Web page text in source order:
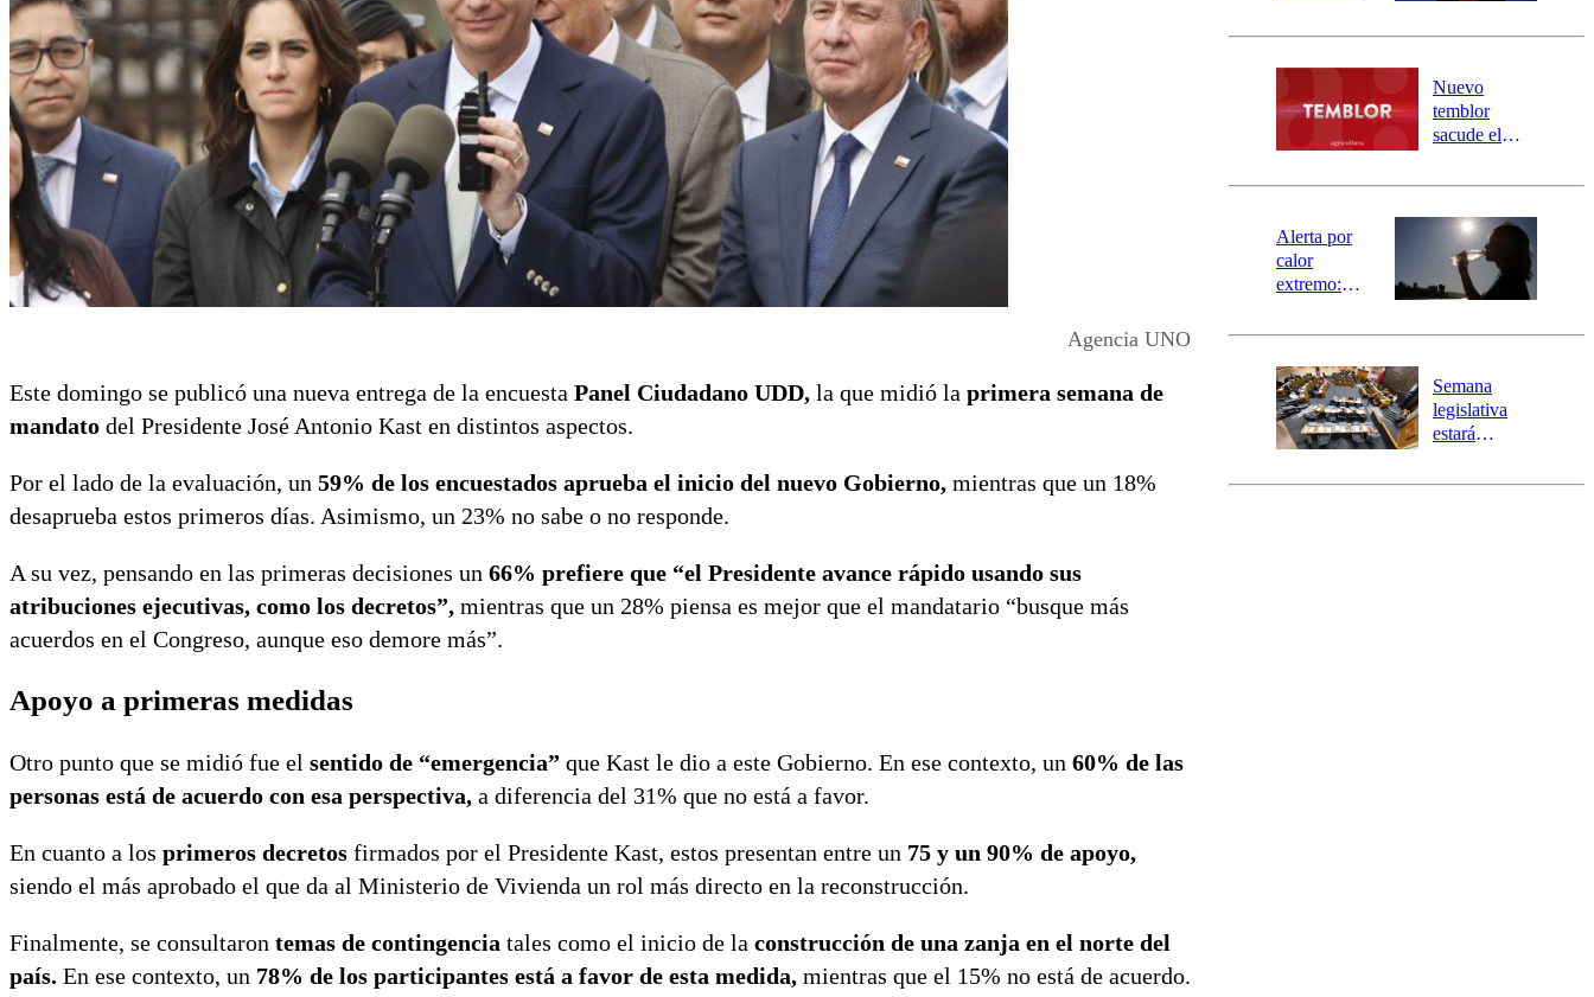
Agencia UNO
Este domingo se publicó una nueva entrega de la encuesta Panel Ciudadano UDD, la que midió la primera semana de
mandato del Presidente José Antonio Kast en distintos aspectos.
Por el lado de la evaluación, un 59% de los encuestados aprueba el inicio del nuevo Gobierno, mientras que un 18%
desaprueba estos primeros días. Asimismo, un 23% no sabe o no responde.
A su vez, pensando en las primeras decisiones un 66% prefiere que “el Presidente avance rápido usando sus
atribuciones ejecutivas, como los decretos”, mientras que un 28% piensa es mejor que el mandatario “busque más
acuerdos en el Congreso, aunque eso demore más”.
Apoyo a primeras medidas
Otro punto que se midió fue el sentido de “emergencia” que Kast le dio a este Gobierno. En ese contexto, un 60% de las
personas está de acuerdo con esa perspectiva, a diferencia del 31% que no está a favor.
En cuanto a los primeros decretos firmados por el Presidente Kast, estos presentan entre un 75 y un 90% de apoyo,
siendo el más aprobado el que da al Ministerio de Vivienda un rol más directo en la reconstrucción.
Finalmente, se consultaron temas de contingencia tales como el inicio de la construcción de una zanja en el norte del
país. En ese contexto, un 78% de los participantes está a favor de esta medida, mientras que el 15% no está de acuerdo.
Carahue por
río Damas:
activa
mensajería
SAE
Nuevo
temblor
sacude el
revisa la
epicentro
Alerta por
calor
extremo:
activa Alerta
Preventiva en
tres comunas
Semana
legislativa
estará
el fin de la